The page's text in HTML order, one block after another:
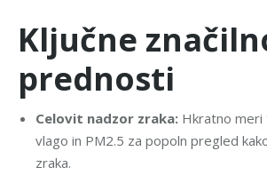
Ključne
prednosti
Celovit nadzor zraka: Hkratno
vlago in PM2.5 za popoln pregled
zraka.